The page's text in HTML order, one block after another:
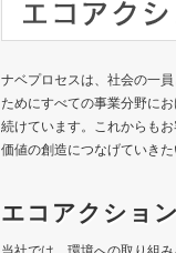
ナベプロセスは、社会の一
ためにすべての事業分野に
続けています。これからも
価値の創造につなげていきた
エコアクショ